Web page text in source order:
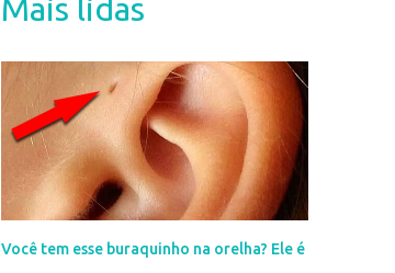
Mais lidas
Você tem esse buraquinho na orelha? Ele é